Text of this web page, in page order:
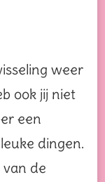
weer
ook jij niet
een
dingen.
de